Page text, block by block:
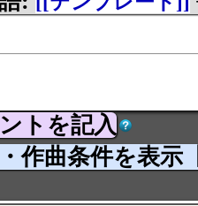
トを記入
作曲条件を表示